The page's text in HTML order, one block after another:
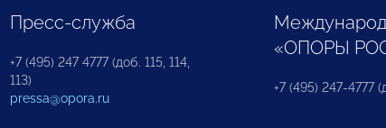
Пресс-служба
+7 (495) 247 4777 (доб. 115, 114,
113)
pressa@opora.ru
«ОПОРЫ
+7 (495) 247-4777